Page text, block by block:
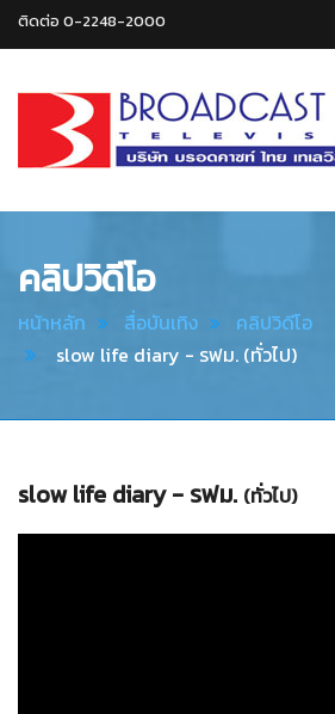
ติดต่อ 0-2248-2000
Thai
คลิปวิดีโอ
หน้าหลัก สื่อบันเทิง
คลิปวิดีโอ
slow life diary - รฟม. (ทั่วไป)
slow life diary - รฟม. (ทั่วไป)